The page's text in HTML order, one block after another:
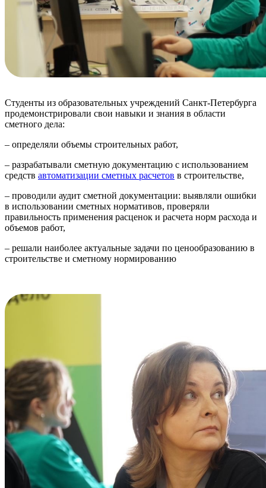
Студенты из образовательных учреждений Санкт-Петербурга
продемонстрировали свои навыки и знания в области
сметного дела:
– определяли объемы строительных работ,
– разрабатывали сметную документацию с использованием
средств автоматизации сметных расчетов в строительстве,
– проводили аудит сметной документации: выявляли ошибки
в использовании сметных нормативов, проверяли
правильность применения расценок и расчета норм расхода и
объемов работ,
– решали наиболее актуальные задачи по ценообразованию в
строительстве и сметному нормированию